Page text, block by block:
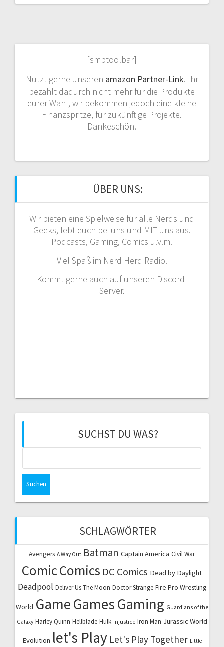
[smbtoolbar]
Nutzt gerne unseren amazon Partner-Link. Ihr
bezahlt dadurch nicht mehr für die Produkte
eurer Wahl, wir bekommen jedoch eine kleine
Finanzspritze, für zukünftige Projekte.
Dankeschön.
ÜBER UNS:
Wir bieten eine Spielweise für alle Nerds und
Geeks, lebt euch bei uns und MIT uns aus.
Podcasts, Gaming, Comics u.v.m.
Viel Spaß im Nerd Herd Radio.
Kommt gerne auch auf unseren Discord-
Server.
SUCHST DU WAS?
SCHLAGWÖRTER
Avengers A Way Out Batman Captain America Civil War
ComicComics DC Comics Dead by Daylight
Deadpool Deliver Us The Moon Doctor Strange Fire Pro Wrestling
World GameGamesGaming Guardians of the
Galaxy Harley Quinn Hellblade Hulk Injustice Iron Man Jurassic World
Evolution let's Play Let's Play Together Little